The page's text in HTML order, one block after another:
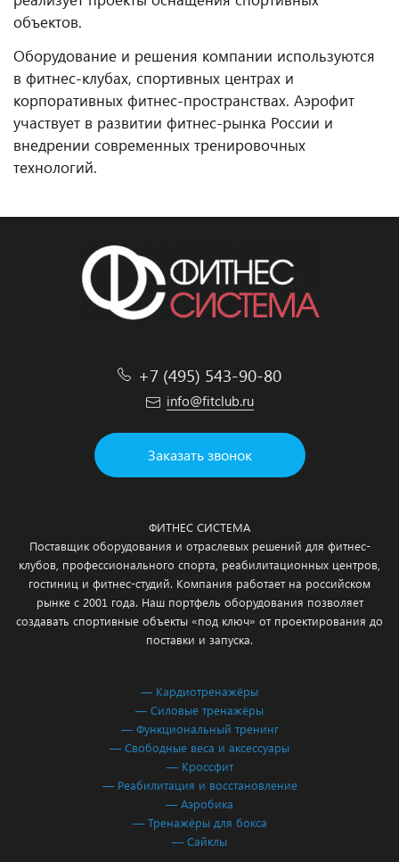
объектов.
Оборудование и решения компании используются
в фитнес-клубах, спортивных центрах и
корпоративных фитнес-пространствах. Аэрофит
участвует в развитии фитнес-рынка России и
внедрении современных тренировочных
технологий.
+7 (495) 543-90-80
info@fitclub.ru
Заказать звонок
ФИТНЕС СИСТЕМА
Поставщик оборудования и отраслевых решений для фитнес-
клубов, профессионального спорта, реабилитационных центров,
гостиниц и фитнес-студий. Компания работает на российском
рынке с 2001 года. Наш портфель оборудования позволяет
создавать спортивные объекты «под ключ» от проектирования до
поставки и запуска.
— Кардиотренажёры
— Силовые тренажёры
— Функциональный тренинг
— Свободные веса и аксессуары
— Кроссфит
— Реабилитация и восстановление
— Аэробика
— Тренажёры для бокса
— Сайклы